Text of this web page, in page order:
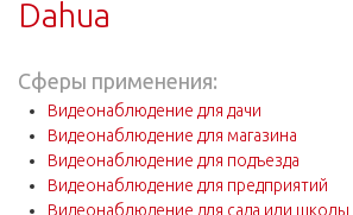
Dahua
Сферы применения:
Видеонаблюдение для дачи
Видеонаблюдение для магазина
Видеонаблюдение для подъезда
Видеонаблюдение для предприятий
Видеонаблюдение для сада или школы